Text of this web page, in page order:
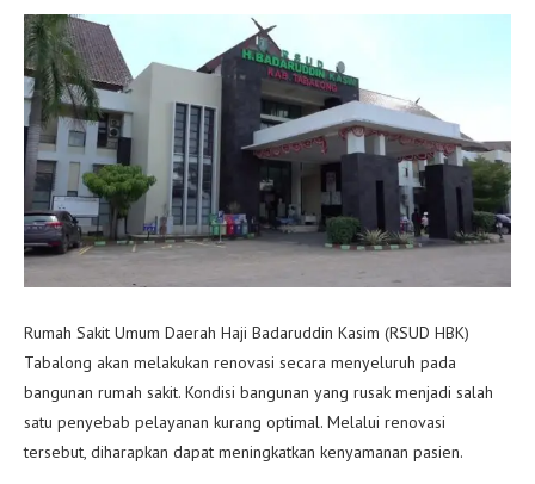
Rumah Sakit Umum Daerah Haji Badaruddin Kasim (RSUD HBK)
Tabalong akan melakukan renovasi secara menyeluruh pada
bangunan rumah sakit. Kondisi bangunan yang rusak menjadi salah
satu penyebab pelayanan kurang optimal. Melalui renovasi
tersebut, diharapkan dapat meningkatkan kenyamanan pasien.